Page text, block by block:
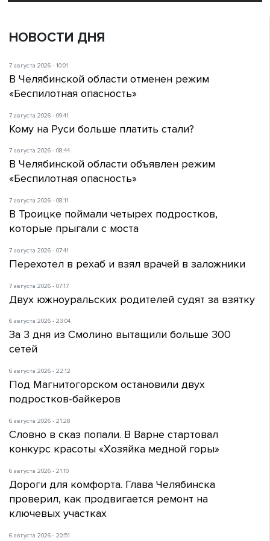
НОВОСТИ ДНЯ
7 августа 2026 - 10:01
В Челябинской области отменен режим
«Беспилотная опасность»
7 августа 2026 - 09:41
Кому на Руси больше платить стали?
7 августа 2026 - 08:44
В Челябинской области объявлен режим
«Беспилотная опасность»
7 августа 2026 - 08:11
В Троицке поймали четырех подростков,
которые прыгали с моста
7 августа 2026 - 07:41
Перехотел в рехаб и взял врачей в заложники
7 августа 2026 - 07:17
Двух южноуральских родителей судят за взятку
6 августа 2026 - 23:04
За 3 дня из Смолино вытащили больше 300
сетей
6 августа 2026 - 22:12
Под Магнитогорском остановили двух
подростков-байкеров
6 августа 2026 - 21:28
Словно в сказ попали. В Варне стартовал
конкурс красоты «Хозяйка медной горы»
6 августа 2026 - 21:10
Дороги для комфорта. Глава Челябинска
проверил, как продвигается ремонт на
ключевых участках
6 августа 2026 - 20:51